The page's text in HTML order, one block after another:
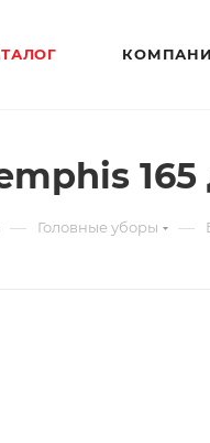
165
— Головные уборы —